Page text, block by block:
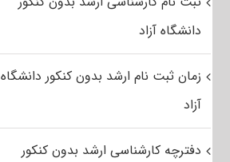
دانشگاه آزاد
زمان ثبت نام ارشد بدون کنکور دانشگاه
آزاد
دفترچه کارشناسی ارشد بدون کنکور